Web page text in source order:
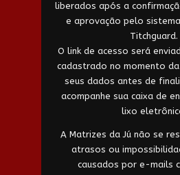
liberados após a
e aprovação pelo
Titchguard.
O link de acesso será
cadastrado no momento
seus dados antes de
acompanhe sua caixa de
lixo
A Matrizes da Jú não se
atrasos ou
causados por e-mails